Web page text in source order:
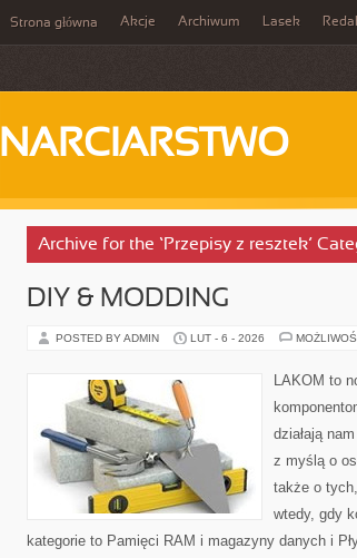
Strona główna Akcje Archiwum Lasek
NARCIARSTWO
Archive for the ‘Przepisy z resztek’
DIY & MODDING
POSTED BY ADMIN LUT - 6 - 2026
LAKOM to
działają
z myślą o
także o
wtedy, gdy
kategorie to Pamięci RAM i magazyny danych i